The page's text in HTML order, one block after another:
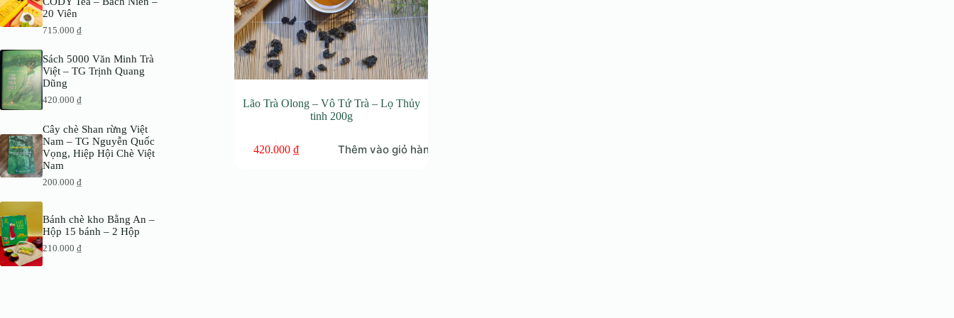
Lão Trà Olong – Vô Tứ Trà – Lọ Thủy
tinh 200g
420.000 ₫ Thêm vào giỏ hàng
20 Viên
715.000₫
Sách 5000 Văn Minh Trà
Việt – TG Trịnh Quang
Dũng
420.000₫
Cây chè Shan rừng Việt
Nam – TG Nguyễn Quốc
Vọng, Hiệp Hội Chè Việt
Nam
200.000₫
Bánh chè kho Bằng An –
Hộp 15 bánh – 2 Hộp
210.000₫